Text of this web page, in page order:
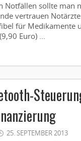
Notfällen sollte man
vertrauen
für Medikamente
Euro) ...
25. SEPTEMBER 2013